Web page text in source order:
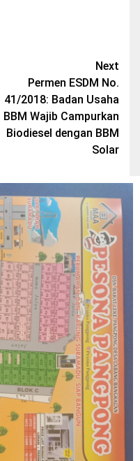
Next
Permen ESDM No.
41/2018: Badan Usaha
BBM Wajib Campurkan
Biodiesel dengan BBM
Solar